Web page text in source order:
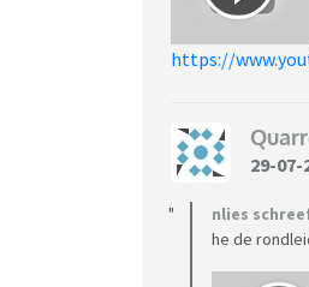
https://
29-07-
nlies
he de